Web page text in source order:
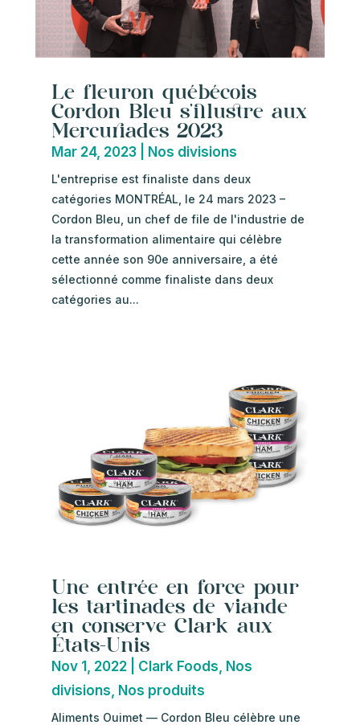
Le fleuron québécois
Cordon Bleu s’illustre aux
Mercuriades 2023
Mar 24, 2023| Nos divisions
L'entreprise est finaliste dans deux
catégories MONTRÉAL, le 24 mars 2023 –
Cordon Bleu, un chef de file de l'industrie de
la transformation alimentaire qui célèbre
cette année son 90e anniversaire, a été
sélectionné comme finaliste dans deux
catégories au...
Une entrée en force pour
les tartinades de viande
en conserve Clark aux
États-Unis
Nov 1, 2022| Clark Foods Nos
divisions Nos produits
Aliments Ouimet — Cordon Bleu célèbre une